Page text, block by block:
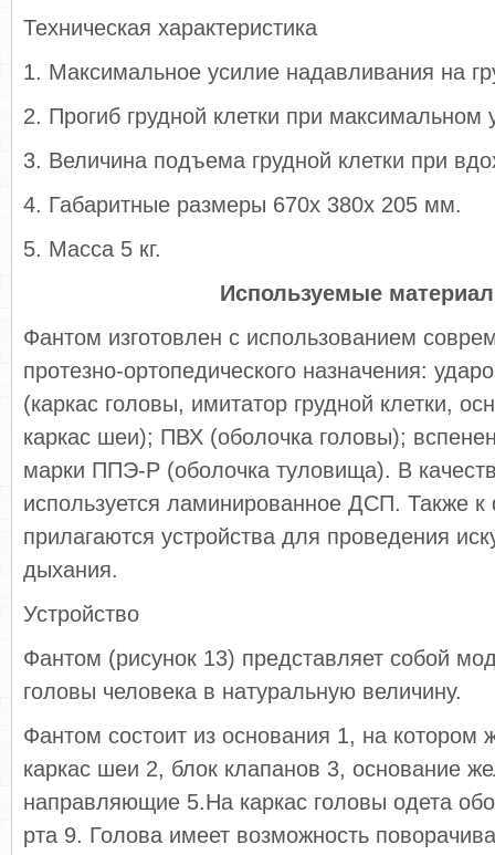
Техническая характеристика
1. Максимальное усилие надавливания на
2. Прогиб грудной клетки при максимальном
3. Величина подъема грудной клетки при
4. Габаритные размеры 670х 380х 205 мм.
5. Масса 5 кг.
Используемые
Фантом изготовлен с использованием
протезно-ортопедического назначения:
(каркас головы, имитатор грудной клетки,
каркас шеи); ПВХ (оболочка головы);
марки ППЭ-Р (оболочка туловища). В
используется ламинированное ДСП. Также
прилагаются устройства для проведения
дыхания.
Устройство
Фантом (рисунок 13) представляет собой
головы человека в натуральную величину.
Фантом состоит из основания 1, на котором
каркас шеи 2, блок клапанов 3, основание
направляющие 5.На каркас головы одета
рта 9. Голова имеет возможность